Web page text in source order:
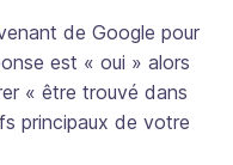
de Google pour
est « oui » alors
« être trouvé dans
principaux de votre